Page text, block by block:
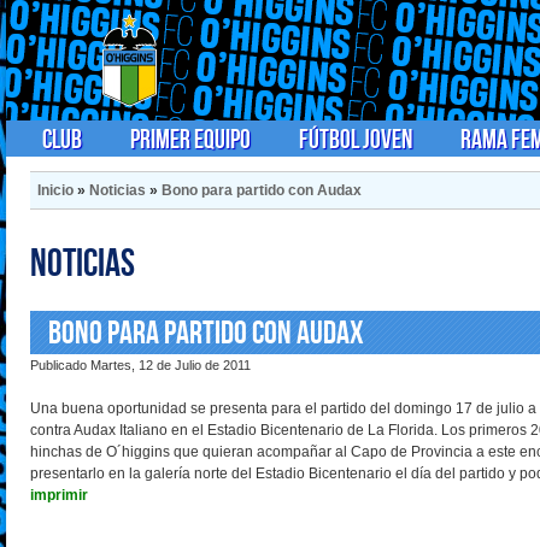
Club Primer Equipo Fútbol Joven Rama
Inicio » Noticias » Bono para partido con Audax
Noticias
Bono para partido con Audax
Publicado Martes, 12 de Julio de 2011
Una buena oportunidad se presenta para el partido del domingo 17 de julio a
contra Audax Italiano en el Estadio Bicentenario de La Florida. Los primeros
hinchas de O´higgins que quieran acompañar al Capo de Provincia a este
presentarlo en la galería norte del Estadio Bicentenario el día del partido y
imprimir